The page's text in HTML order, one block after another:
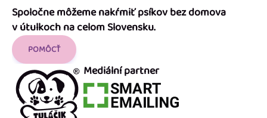
Spoločne môžeme nakŕmiť psíkov bez domova
v útulkoch na celom Slovensku.
POMÔCŤ
Mediální partner